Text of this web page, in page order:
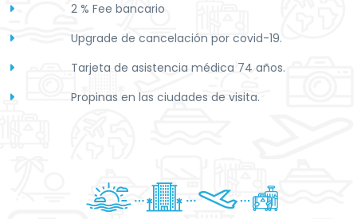
2 % Fee bancario
Upgrade de cancelación por covid-19.
Tarjeta de asistencia médica 74 años.
Propinas en las ciudades de visita.